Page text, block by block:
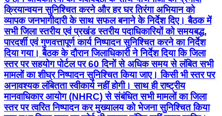
क्रियान्वयन सुनिश्चित करने और हर घर तिरंगा अभियान को
व्यापक जनभागीदारी के साथ सफल बनाने के निर्देश दिए। बैठक में
सभी जिला स्तरीय एवं प्रखंड स्तरीय पदाधिकारियों को समयबद्ध,
पारदर्शी एवं गुणवत्तापूर्ण कार्य निष्पादन सुनिश्चित करने का निर्देश
दिया गया। बैठक के दौरान जिलाधिकारी ने निर्देश दिया कि जिला
स्तर पर सहयोग पोर्टल पर 60 दिनों से अधिक समय से लंबित सभी
मामलों का शीघ्र निष्पादन सुनिश्चित किया जाए। किसी भी स्तर पर
अनावश्यक लंबितता स्वीकार्य नहीं होगी। साथ ही राष्ट्रीय
मानवाधिकार आयोग (NHRC) से संबंधित सभी मामलों का जिला
स्तर पर त्वरित निष्पादन कर मुख्यालय को भेजना सुनिश्चित किया